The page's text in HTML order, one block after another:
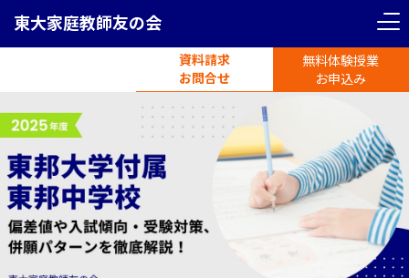
東大家庭教師友の会
資料請求
お問合せ
無料体験授業
お申込み